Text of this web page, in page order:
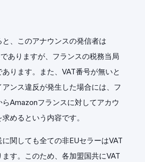
、このアナウンスの発信者は
ありますが、フランスの税務当局
ります。また、VAT番号が無いと
ンス違反が発生した場合には、フ
Amazonフランスに対してアカウ
めるという内容です。
に関しても全ての非EUセラーはVAT
す。このため、各加盟国共にVAT